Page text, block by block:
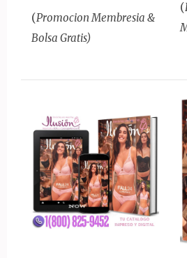
(Promocion Membresia &
Bolsa Gratis)
(